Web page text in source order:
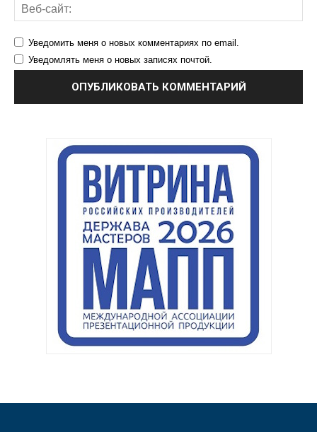
Уведомить меня о новых комментариях по email.
Уведомлять меня о новых записях почтой.